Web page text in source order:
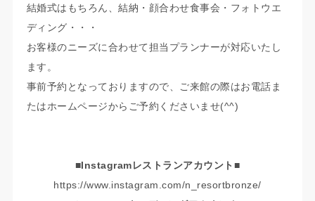
結婚式はもちろん、結納・顔合わせ食事会・フォトウエ
ディング・・・
お客様のニーズに合わせて担当プランナーが対応いたし
ます。
事前予約となっておりますので、ご来館の際はお電話ま
たはホームページからご予約くださいませ(^^)
■Instagramレストランアカウント■
https://www.instagram.com/n_resortbronze/